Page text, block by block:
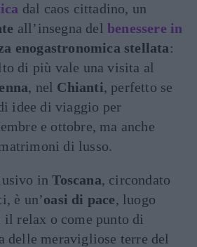
dal caos cittadino, un
all’insegna delbenessere in
enogastronomica stellata:
di più vale una visita al
, nel Chianti, perfetto se
idee di viaggio per
e ottobre, ma anche
di lusso.
inToscana, circondato
è un’oasi di pace, luogo
il relax o come punto di
delle meravigliose terre del